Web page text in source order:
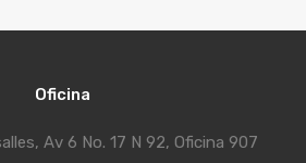
Oficina
Av 6 No. 17 N 92, Oficina 907